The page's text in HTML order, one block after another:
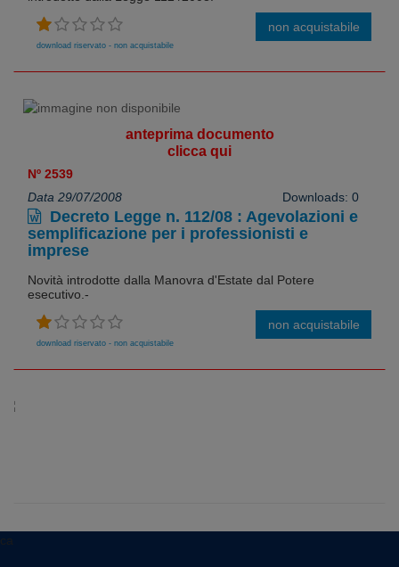
download riservato - non acquistabile
non acquistabile
anteprima documento
clicca qui
Nº 2539
Data 29/07/2008
Downloads: 0
Decreto Legge n. 112/08 : Agevolazioni e
semplificazione per i professionisti e
imprese
Novità introdotte dalla Manovra d'Estate dal Potere
esecutivo.-
download riservato - non acquistabile
non acquistabile